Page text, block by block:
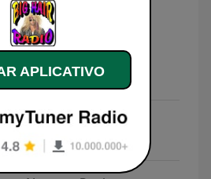
Últimos 30 dias
Friday
Crue
APLICATIVO